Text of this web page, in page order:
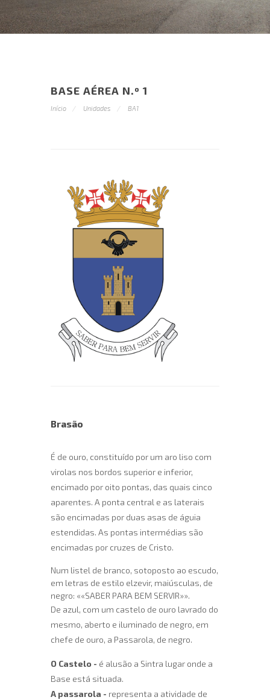
BASE AÉREA N.º 1
Início Unidades BA1
Brasão
É de ouro, constituído por um aro liso com
virolas nos bordos superior e inferior,
encimado por oito pontas, das quais cinco
aparentes. A ponta central e as laterais
são encimadas por duas asas de águia
estendidas. As pontas intermédias são
encimadas por cruzes de Cristo.
Num listel de branco, sotoposto ao escudo,
em letras de estilo elzevir, maiúsculas, de
negro: ««SABER PARA BEM SERVIR»».
De azul, com um castelo de ouro lavrado do
mesmo, aberto e iluminado de negro, em
chefe de ouro, a Passarola, de negro.
O Castelo - é alusão a Sintra lugar onde a
Base está situada.
A passarola - representa a atividade de